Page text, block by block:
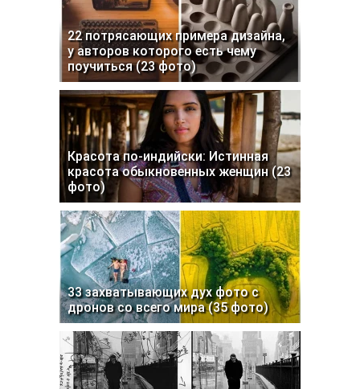
22 потрясающих примера дизайна,
у авторов которого есть чему
поучиться (23 фото)
Красота по-индийски: Истинная
красота обыкновенных женщин (23
фото)
33 захватывающих дух фото с
дронов со всего мира (35 фото)